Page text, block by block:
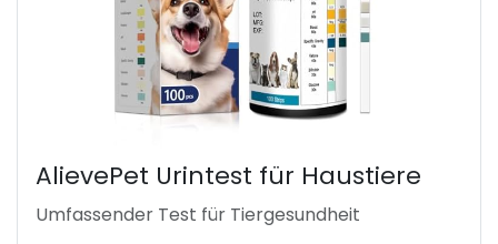
AlievePet Urintest für Haustiere
Umfassender Test für Tiergesundheit